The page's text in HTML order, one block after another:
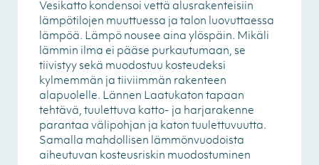
Vesikatto kondensoi vettä alusrakenteisiin
lämpötilojen muuttuessa ja talon luovuttaessa
lämpöä. Lämpö nousee aina ylöspäin. Mikäli
lämmin ilma ei pääse purkautumaan, se
tiivistyy sekä muodostuu kosteudeksi
kylmemmän ja tiiviimmän rakenteen
alapuolelle. Lännen Laatukaton tapaan
tehtävä, tuulettuva katto- ja harjarakenne
parantaa välipohjan ja katon tuulettuvuutta.
Samalla mahdollisen lämmönvuodoista
aiheutuvan kosteusriskin muodostuminen